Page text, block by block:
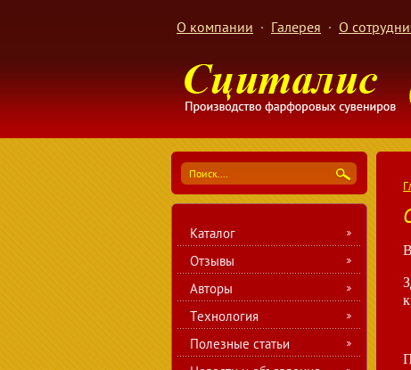
О компании Галерея О
Каталог
Отзывы
Авторы
Технология
Полезные статьи